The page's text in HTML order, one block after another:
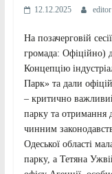
12.12.2025 editor
На позачерговій
громада: Офіційно)
Концепцію
Парк» та дали
– критично
парку та отримання
чинним
Одеської області
парку, а Тетяна